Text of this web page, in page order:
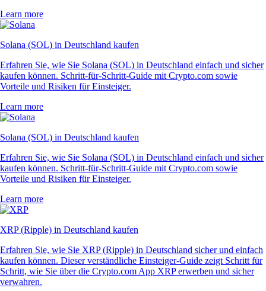
Learn more
Solana (SOL) in Deutschland kaufen
Erfahren Sie, wie Sie Solana (SOL) in Deutschland einfach und sicher
kaufen können. Schritt-für-Schritt-Guide mit Crypto.com sowie
Vorteile und Risiken für Einsteiger.
Learn more
Solana (SOL) in Deutschland kaufen
Erfahren Sie, wie Sie Solana (SOL) in Deutschland einfach und sicher
kaufen können. Schritt-für-Schritt-Guide mit Crypto.com sowie
Vorteile und Risiken für Einsteiger.
Learn more
XRP (Ripple) in Deutschland kaufen
Erfahren Sie, wie Sie XRP (Ripple) in Deutschland sicher und einfach
kaufen können. Dieser verständliche Einsteiger-Guide zeigt Schritt für
Schritt, wie Sie über die Crypto.com App XRP erwerben und sicher
verwahren.